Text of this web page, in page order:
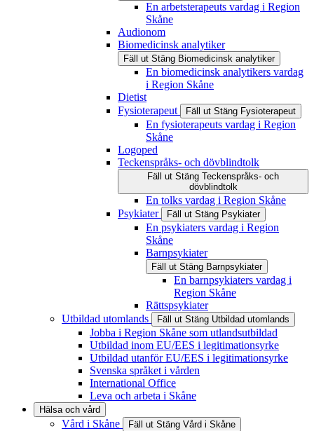
En arbetsterapeuts vardag i Region
Skåne
Audionom
Biomedicinsk analytiker
Fäll ut Stäng Biomedicinsk analytiker
En biomedicinsk analytikers vardag
i Region Skåne
Dietist
Fysioterapeut
Fäll ut Stäng Fysioterapeut
En fysioterapeuts vardag i Region
Skåne
Logoped
Teckenspråks- och dövblindtolk
Fäll ut Stäng Teckenspråks- och
dövblindtolk
En tolks vardag i Region Skåne
Psykiater
Fäll ut Stäng Psykiater
En psykiaters vardag i Region
Skåne
Barnpsykiater
Fäll ut Stäng Barnpsykiater
En barnpsykiaters vardag i
Region Skåne
Rättspsykiater
Utbildad utomlands
Fäll ut Stäng Utbildad utomlands
Jobba i Region Skåne som utlandsutbildad
Utbildad inom EU/EES i legitimationsyrke
Utbildad utanför EU/EES i legitimationsyrke
Svenska språket i vården
International Office
Leva och arbeta i Skåne
Hälsa och vård
Vård i Skåne Fäll ut Stäng Vård i Skåne